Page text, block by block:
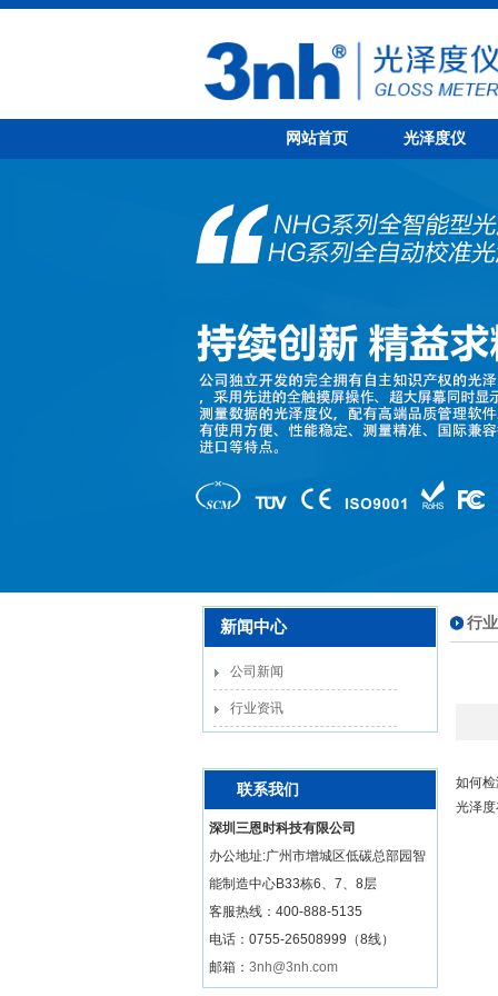
网站首页 光泽度仪
新闻中心
公司新闻
行业资讯
联系我们
深圳三恩时科技有限公司
办公地址:广州市增城区低碳总部园智
能制造中心B33栋6、7、8层
客服热线： 400-888-5135
电话：0755-26508999（8线）
邮箱： 3nh@3nh.com
行
如何
光泽